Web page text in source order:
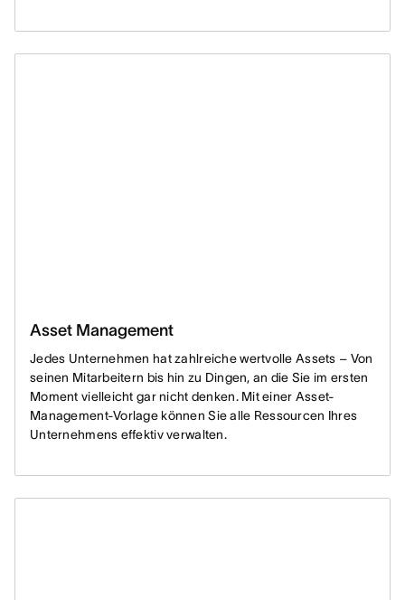
Asset Management
Jedes Unternehmen hat zahlreiche wertvolle Assets – Von
seinen Mitarbeitern bis hin zu Dingen, an die Sie im ersten
Moment vielleicht gar nicht denken. Mit einer Asset-
Management-Vorlage können Sie alle Ressourcen Ihres
Unternehmens effektiv verwalten.